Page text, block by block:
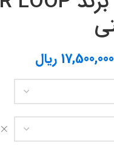
17,500,000 ریال